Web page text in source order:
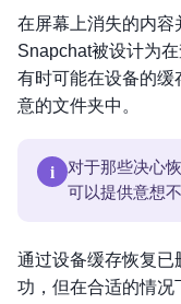
在屏幕上消失的内容
Snapchat被设计为
有时可能在设备的
意的文件夹中。
i
对于那些决心
可以提供意想
通过设备缓存恢复
功，但在合适的情况